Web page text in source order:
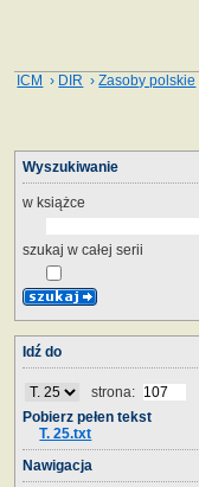
ICM › DIR ›Zasoby polskie
Wyszukiwanie
w książce
szukaj w całej serii
Idź do
strona:
Pobierz pełen tekst
T. 25.txt
Nawigacja